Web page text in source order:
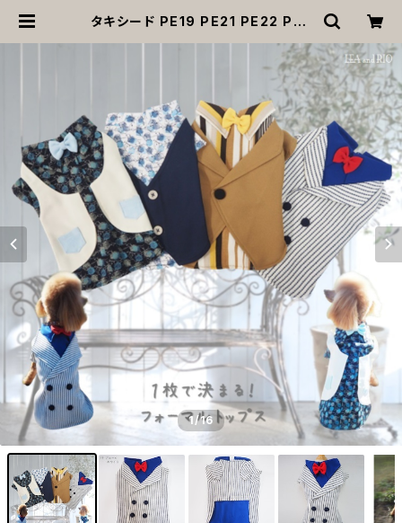
タキシード PE19 PE21 PE22 PE2
ル ブルー ベージュ ブルーシルバー
レッド ブラック 蝶ネクタイ リボン チ
ェック柄 ドッグウェア 犬 猫 ペット 服
犬服 猫服 犬の服 猫の服 おしゃれ か
っこいい クール シャツ | MOANA
1/16